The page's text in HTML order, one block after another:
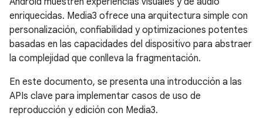
enriquecidas. Media3 ofrece una arquitectura simple con
personalización, confiabilidad y optimizaciones potentes
basadas en las capacidades del dispositivo para abstraer
la complejidad que conlleva la fragmentación.
En este documento, se presenta una introducción a las
APIs clave para implementar casos de uso de
reproducción y edición con Media3.